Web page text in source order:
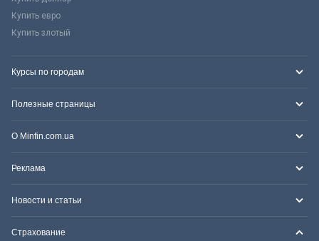
Купить евро
Купить злотый
Курсы по городам
Полезные страницы
О Minfin.com.ua
Реклама
Новости и статьи
Страхование